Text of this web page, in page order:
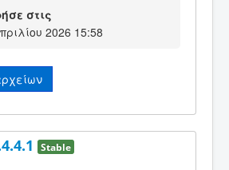
στις
2026 15:58
Stable